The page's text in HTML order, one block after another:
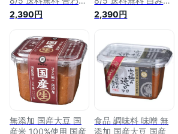
みそ 無添加 国産米
100%使用 生みそ 信
みそ 味噌汁 味噌漬
け グルテンフリー
健康食 発酵 腸活 ベ
ジタリアン 非加熱
熟成発酵 安心 糀 麹
保存料不使用 白みそ
赤みそ 腸内環境 改
善 長期保存
2,390円
無添加 国産米 100%
使用 生みそ 信州味
そ 味噌汁 味噌漬け
グルテンフリー 健康
食 発酵 腸活 ベジタ
リアン 非加熱 熟成
発酵 安心 糀 麹 保存
料不使用 腸内環境
期保存
2,390円
無添加 国産大豆 国
産米 100%使用 国産
食品 調味料 味噌 無
添加 国産大豆 国産